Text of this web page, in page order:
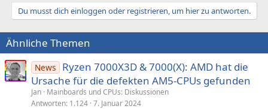
Du musst dich einloggen oder registrieren, um hier zu antworten.
Ähnliche Themen
News
Ryzen 7000X3D & 7000(X): AMD hat die
Ursache für die defekten AM5-CPUs gefunden
Jan Mainboards und CPUs: Diskussionen
Antworten 1.124 7. Januar 2024